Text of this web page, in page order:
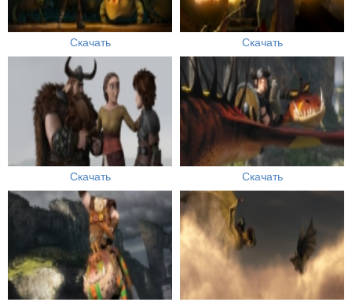
Скачать Скачать
Скачать Скачать